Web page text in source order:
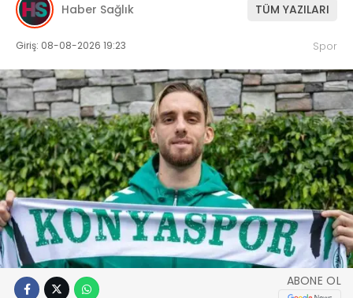
Haber Sağlık TÜM YAZILARI
Giriş: 08-08-2026 19:23 Spor
ABONE OL